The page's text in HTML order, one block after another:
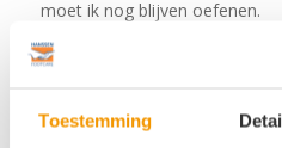
Toestemming
moet ik nog blijven oefenen.
Hak verhogen kan bij
en mee kan nemen om ze te